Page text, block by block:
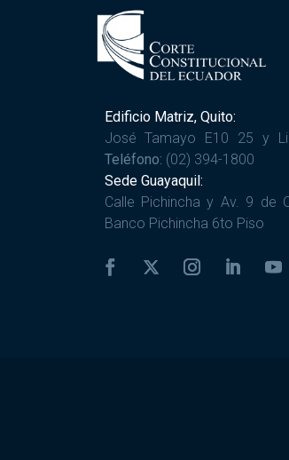
Edificio Matriz, Quito:
José Tamayo E10 25 y
Teléfono: (02) 394-1800
Sede Guayaquil:
Calle Pichincha y Av. 9 de
Banco Pichincha 6to Piso